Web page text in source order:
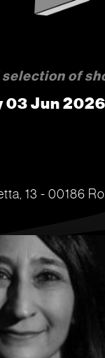
of
03 Jun 2026
13 - 00186